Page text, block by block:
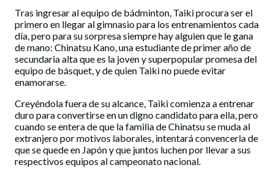
Tras ingresar al equipo de bádminton, Taiki procura ser el
primero en llegar al gimnasio para los entrenamientos cada
día, pero para su sorpresa siempre hay alguien que le gana
de mano: Chinatsu Kano, una estudiante de primer año de
secundaria alta que es la joven y superpopular promesa del
equipo de básquet, y de quien Taiki no puede evitar
enamorarse.
Creyéndola fuera de su alcance, Taiki comienza a entrenar
duro para convertirse en un digno candidato para ella, pero
cuando se entera de que la familia de Chinatsu se muda al
extranjero por motivos laborales, intentará convencerla de
que se quede en Japón y que juntos luchen por llevar a sus
respectivos equipos al campeonato nacional.